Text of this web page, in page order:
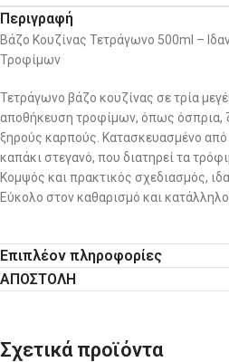
Περιγραφή
Βάζο Κουζίνας Τετράγωνο 500ml –
Τροφίμων
Τετράγωνο βάζο κουζίνας σε τρία
αποθήκευση τροφίμων, όπως όσπρια,
ξηρούς καρπούς. Κατασκευασμένο από
καπάκι στεγανό, που διατηρεί τα
Κομψός και πρακτικός σχεδιασμός,
Εύκολο στον καθαρισμό και
Επιπλέον πληροφορίες
ΑΠΟΣΤΟΛΗ
Σχετικά προϊόντα